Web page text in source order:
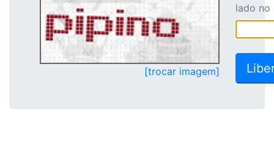
[trocar imagem]
lado no